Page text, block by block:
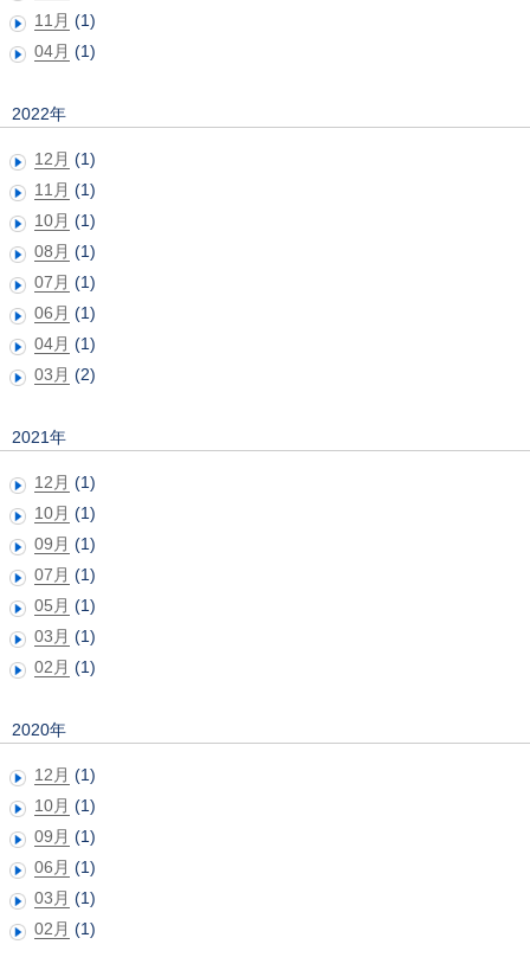
11月 (1)
04月 (1)
2022年
12月 (1)
11月 (1)
10月 (1)
08月 (1)
07月 (1)
06月 (1)
04月 (1)
03月 (2)
2021年
12月 (1)
10月 (1)
09月 (1)
07月 (1)
05月 (1)
03月 (1)
02月 (1)
2020年
12月 (1)
10月 (1)
09月 (1)
06月 (1)
03月 (1)
02月 (1)